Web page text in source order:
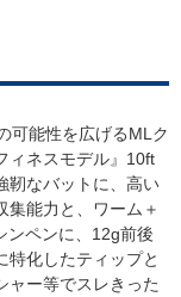
可能性を広げるMLク
ィネスモデル』10ft
靭なバットに、高い
集能力と、ワーム＋
ンペンに、12g前後
特化したティップと
ャー等でスレきった